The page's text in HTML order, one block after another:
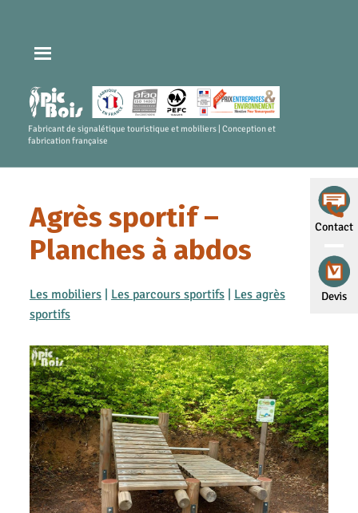
Contact
Devis
Fabricant de signalétique touristique et mobiliers | Conception et
fabrication française
Agrès sportif –
Planches à abdos
Les mobiliers| Les parcours sportifs| Les agrès
sportifs